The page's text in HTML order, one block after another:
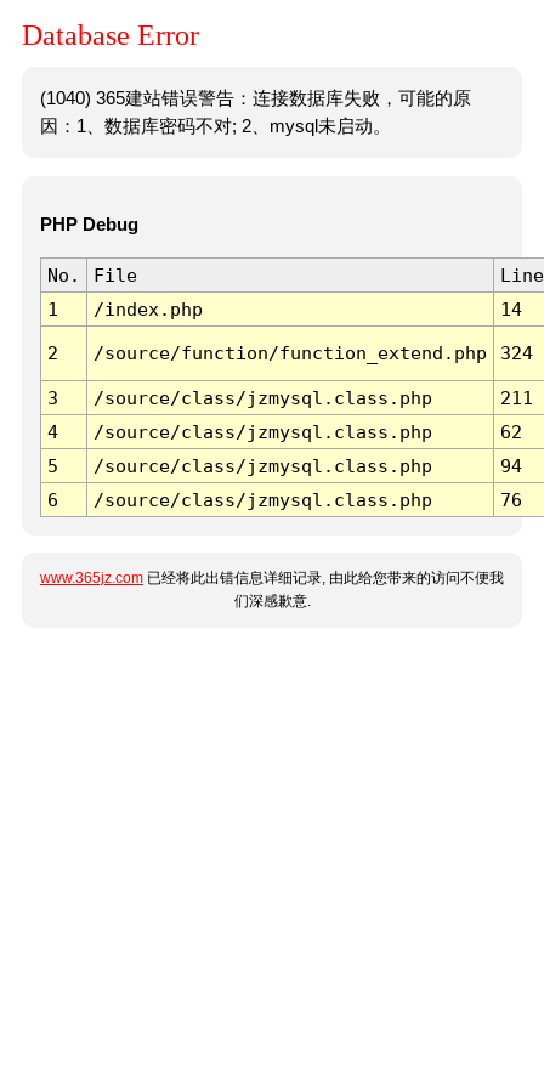
Database Error
(1040) 365建站错误警告：连接数据库失败，可能的原
因：1、数据库密码不对; 2、mysql未启动。
PHP Debug
No. File
Line
1
/index.php 14
2 /source/function/function_extend.php 324
3 /source/class/jzmysql.class.php
211
4
/source/class/jzmysql.class.php
62
5
/source/class/jzmysql.class.php
94
6
/source/class/jzmysql.class.php 76
www.365jz.com 已经将此出错信息详细记录, 由此给您带来的访问不便我
们深感歉意.